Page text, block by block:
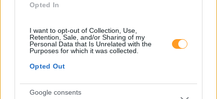
Opted In
I want to opt-out of Collection, Use,
Retention, Sale, and/or Sharing of my
Personal Data that Is Unrelated with the
Purposes for which it was collected.
Opted Out
Google consents
Formações ajustadas
ao seu negócio
FORMAÇÕES À